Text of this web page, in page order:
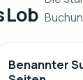
Lob
Benannter